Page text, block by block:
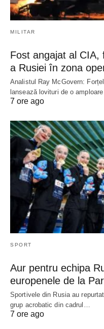
MILITAR
Fost angajat al CIA,
a Rusiei în zona
Analistul Ray McGovern:
lansează lovituri de o
7 ore ago
SPORT
Aur pentru echipa
europenele de la
Sportivele din Rusia au
grup acrobatic din cadrul…
7 ore ago